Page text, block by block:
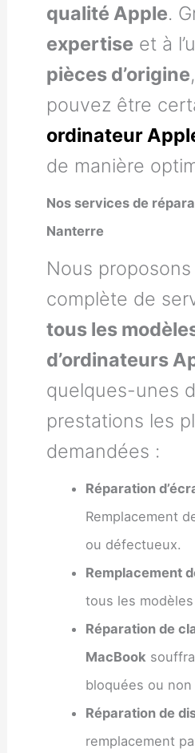
qualité Apple.
expertise et à
pièces d’origine
pouvez être
ordinateur
de manière
Nos services de
Nanterre
Nous
complète de
tous les
d’ordinateurs
quelques-unes
prestations les
demandées :
Réparation
Remplacement
ou défectueux.
Remplacement
tous les
Réparation de
MacBook
bloquées ou
Réparation de
remplacement